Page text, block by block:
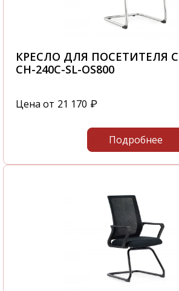
КРЕСЛО ДЛЯ ПОСЕТИТЕЛЯ
CH-240C-SL-OS800
Цена от 21 170 ₽
Подробнее